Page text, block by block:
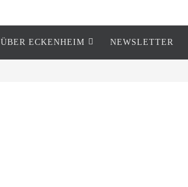
ÜBER ECKENHEIM NEWSLETTER